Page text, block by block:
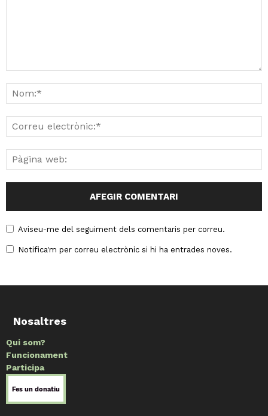
Aviseu-me del seguiment dels comentaris per correu.
Notifica'm per correu electrònic si hi ha entrades noves.
Nosaltres
Qui som?
Funcionament
Participa